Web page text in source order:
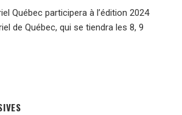
Québec participera à l’édition 2024
de Québec, qui se tiendra les 8, 9